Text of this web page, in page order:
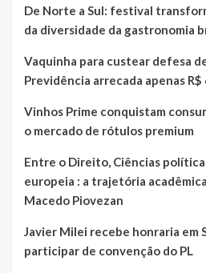
De Norte a Sul: festival
da diversidade da gastronomia
Vaquinha para custear defesa
Previdência arrecada apenas R$
Vinhos Prime conquistam
o mercado de rótulos premium
Entre o Direito, Ciências
europeia : a trajetória
Macedo Piovezan
Javier Milei recebe honraria em
participar de convenção do PL